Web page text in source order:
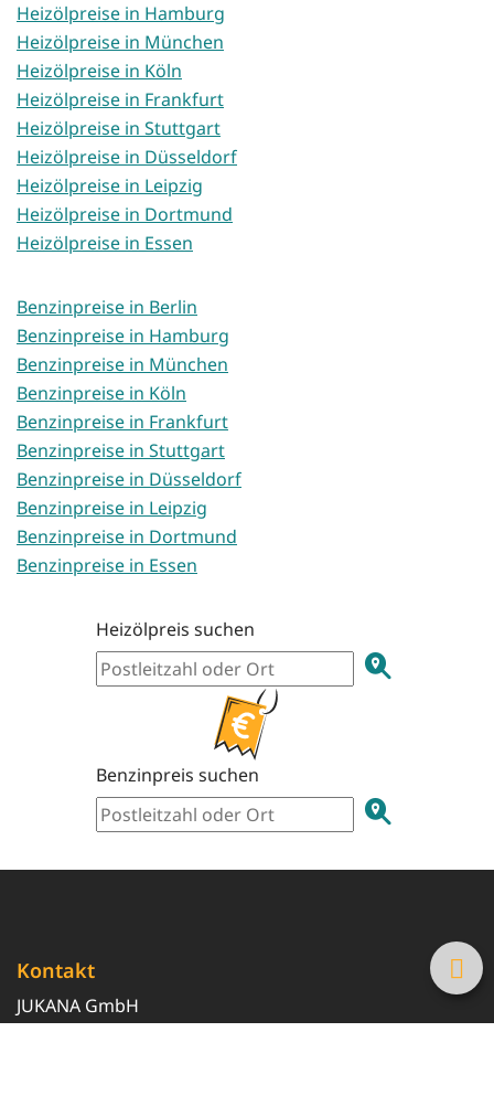
Heizölpreise in Hamburg
Heizölpreise in München
Heizölpreise in Köln
Heizölpreise in Frankfurt
Heizölpreise in Stuttgart
Heizölpreise in Düsseldorf
Heizölpreise in Leipzig
Heizölpreise in Dortmund
Heizölpreise in Essen
Benzinpreise in Berlin
Benzinpreise in Hamburg
Benzinpreise in München
Benzinpreise in Köln
Benzinpreise in Frankfurt
Benzinpreise in Stuttgart
Benzinpreise in Düsseldorf
Benzinpreise in Leipzig
Benzinpreise in Dortmund
Benzinpreise in Essen
Heizölpreis suchen
Benzinpreis suchen
Kontakt
JUKANA GmbH